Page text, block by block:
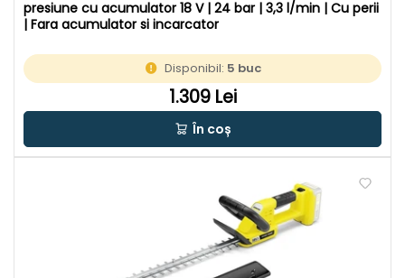
presiune cu acumulator 18 V | 24 bar | 3,3 l/min | Cu perii
| Fara acumulator si incarcator
Disponibil: 5 buc
1.309 Lei
În coș